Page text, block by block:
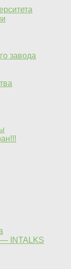
завода
INTALKS